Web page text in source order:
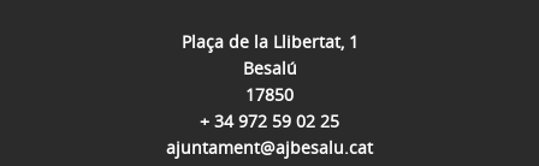
Plaça de la Llibertat, 1
Besalú
17850
+ 34 972 59 02 25
ajuntament@ajbesalu.cat